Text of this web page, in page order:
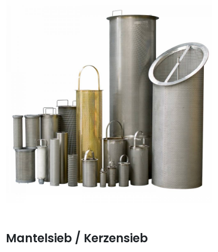
Mantelsieb / Kerzensieb